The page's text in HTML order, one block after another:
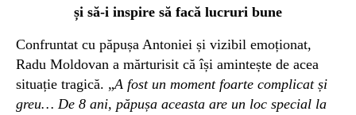
și să-i inspire să facă lucruri bune
Confruntat cu păpușa Antoniei și vizibil emoționat,
Radu Moldovan a mărturisit că își amintește de acea
situație tragică. „A fost un moment foarte complicat și
greu… De 8 ani, păpușa aceasta are un loc special la